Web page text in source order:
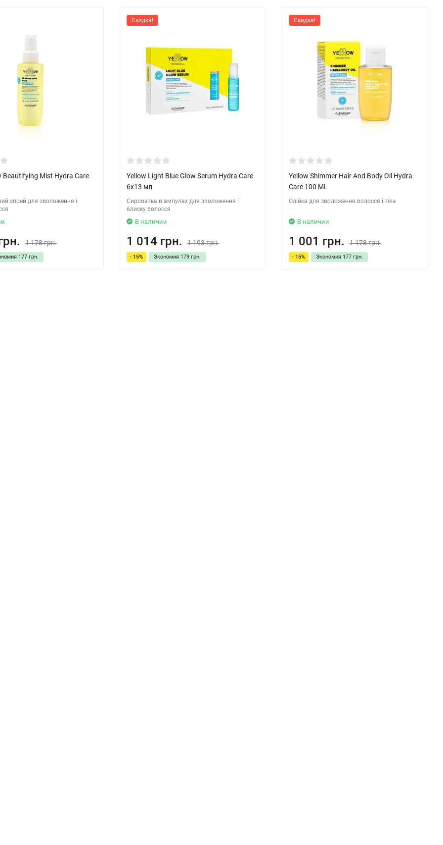
Beautifying Mist Hydra Care
спрей для зволоження і
1 178 грн.
177 грн.
Скидка!
Yellow Light Blue Glow Serum Hydra Care
6х13 мл
Сироватка в ампулах для зволоження і
блиску волосся
В наличии
1 014 грн. 1 193 грн.
- 15% Экономия 179 грн.
Скидка!
Yellow Shimmer Hair And Body Oil Hydra
Care 100 ML
Олійка для зволоження волосся і тіла
В наличии
1 001 грн. 1 178 грн.
- 15% Экономия 177 грн.